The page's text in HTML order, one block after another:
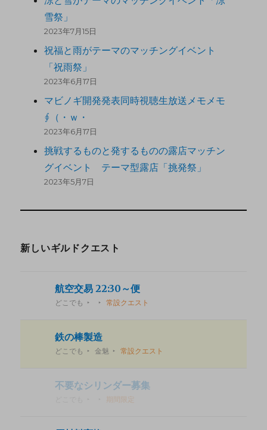
雪祭」
2023年7月15日
祝福と雨がテーマのマッチングイベント
「祝雨祭」
2023年6月17日
マビノギ開発発表同時視聴生放送メモメモ
∮（・ｗ・
2023年6月17日
挑戦するものと発するものの露店マッチン
グイベント テーマ型露店「挑発祭」
2023年5月7日
新しいギルドクエスト
航空交易 22:30～便
どこでも 常設クエスト
鉄の棒製造
どこでも 金魅 常設クエスト
不要なシリンダー募集
期間限定